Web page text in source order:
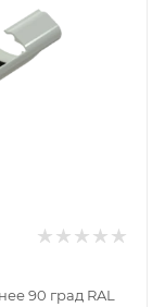
90 град RAL